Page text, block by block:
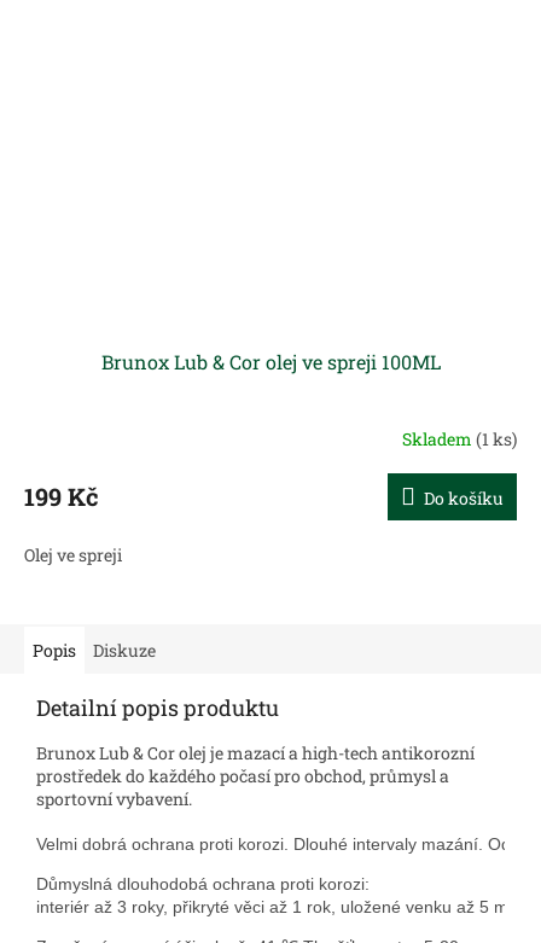
Brunox Lub & Cor olej ve spreji 100ML
Skladem (1 ks)
199 Kč Do košíku
Olej ve spreji
Popis Diskuze
Detailní popis produktu
Brunox Lub & Cor olej je mazací a high-tech antikorozní
prostředek do každého počasí pro obchod, průmysl a
sportovní vybavení.
Velmi dobrá ochrana proti korozi. Dlouhé intervaly mazání.
Důmyslná dlouhodobá ochrana proti korozi:
interiér až 3 roky, přikryté věci až 1 rok, uložené venku až 5